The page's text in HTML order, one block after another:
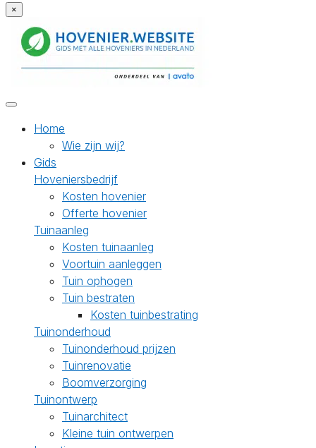
×
Home
Wie zijn wij?
Gids
Hoveniersbedrijf
Kosten hovenier
Offerte hovenier
Tuinaanleg
Kosten tuinaanleg
Voortuin aanleggen
Tuin ophogen
Tuin bestraten
Kosten tuinbestrating
Tuinonderhoud
Tuinonderhoud prijzen
Tuinrenovatie
Boomverzorging
Tuinontwerp
Tuinarchitect
Kleine tuin ontwerpen